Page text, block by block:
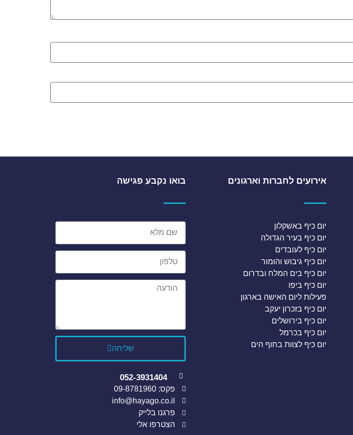
אירועים לחברות וארגונים
יום כיף באשקלון
יום כיף בעיר הגדולה
יום כיף לעובדים
יום כיף גיבוש והומור
יום כיף בים המלח ובדרום
יום כיף ביפו
פעילות ליום האישה בארגון
יום כיף בזכרון יעקב
יום כיף בירושלים
יום כיף בכרמל
יום כיף לצוות בחוף הים
בואו נקבע פגישה
שליחה
052-3931404
פקס: 09-8781960
info@hayago.co.il
פרגנו בלייק
הצטרפו אלי